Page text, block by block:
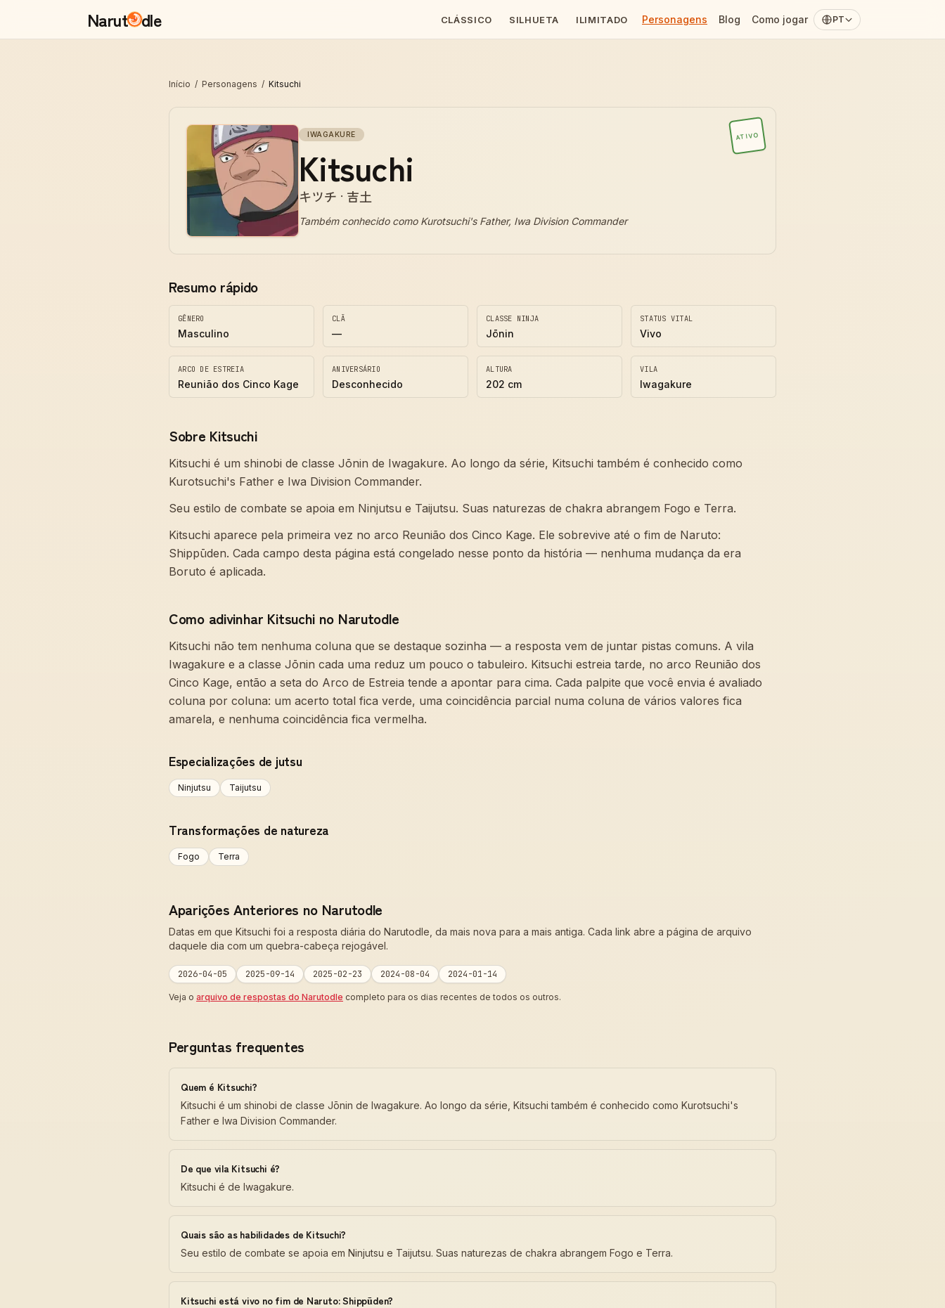
Narut dle CLÁSSICO SILHUETA ILIMITADO Personagens Blog Como jogar PT
Início / Personagens / Kitsuchi
ATIVO
IWAGAKURE
Kitsuchi
キツチ · 吉土
Também conhecido como Kurotsuchi's Father, Iwa Division Commander
Resumo rápido
GÊNERO
Masculino
CLÃ
—
CLASSE NINJA
Jōnin
STATUS VITAL
Vivo
ARCO DE ESTREIA
Reunião dos Cinco Kage
ANIVERSÁRIO
Desconhecido
ALTURA
202 cm
VILA
Iwagakure
Sobre Kitsuchi
Kitsuchi é um shinobi de classe Jōnin de Iwagakure. Ao longo da série, Kitsuchi também é conhecido como
Kurotsuchi's Father e Iwa Division Commander.
Seu estilo de combate se apoia em Ninjutsu e Taijutsu. Suas naturezas de chakra abrangem Fogo e Terra.
Kitsuchi aparece pela primeira vez no arco Reunião dos Cinco Kage. Ele sobrevive até o fim de Naruto:
Shippūden. Cada campo desta página está congelado nesse ponto da história — nenhuma mudança da era
Boruto é aplicada.
Como adivinhar Kitsuchi no Narutodle
Kitsuchi não tem nenhuma coluna que se destaque sozinha — a resposta vem de juntar pistas comuns. A vila
Iwagakure e a classe Jōnin cada uma reduz um pouco o tabuleiro. Kitsuchi estreia tarde, no arco Reunião dos
Cinco Kage, então a seta do Arco de Estreia tende a apontar para cima. Cada palpite que você envia é avaliado
coluna por coluna: um acerto total fica verde, uma coincidência parcial numa coluna de vários valores fica
amarela, e nenhuma coincidência fica vermelha.
Especializações de jutsu
Ninjutsu Taijutsu
Transformações de natureza
Fogo Terra
Aparições Anteriores no Narutodle
Datas em que Kitsuchi foi a resposta diária do Narutodle, da mais nova para a mais antiga. Cada link abre a página de arquivo
daquele dia com um quebra-cabeça rejogável.
2026-04-05 2025-09-14 2025-02-23 2024-08-04 2024-01-14
Veja o arquivo de respostas do Narutodle completo para os dias recentes de todos os outros.
Perguntas frequentes
Quem é Kitsuchi?
Kitsuchi é um shinobi de classe Jōnin de Iwagakure. Ao longo da série, Kitsuchi também é conhecido como Kurotsuchi's
Father e Iwa Division Commander.
De que vila Kitsuchi é?
Kitsuchi é de Iwagakure.
Quais são as habilidades de Kitsuchi?
Seu estilo de combate se apoia em Ninjutsu e Taijutsu. Suas naturezas de chakra abrangem Fogo e Terra.
Kitsuchi está vivo no fim de Naruto: Shippūden?